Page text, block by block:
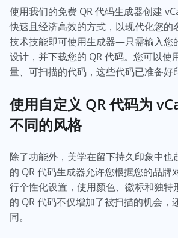
使用我们的免费 QR 代码生成器创建
快速且经济高效的方式，以现代化您的
技术技能即可使用生成器—只需输入您
设计，并下载您的 QR 代码。您可以使
量、可扫描的代码，这些代码已准备好
使用自定义 QR 代码为
不同的风格
除了功能外，美学在留下持久印象中也
的 QR 代码生成器允许您根据您的品牌
行个性化设置，使用颜色、徽标和独特
的 QR 代码不仅增加了被扫描的机会，
同。